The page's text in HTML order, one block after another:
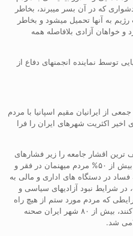
که در آن بسر میبرند، بخاطر
به آنها تحمیل میشود و بخاطر
و خواهان آزادی بلافاصله همه
توسط نماینده انجمنهای دفاع از
از ایرانیان مقیم اسپانیا با مردم
اکثریت شهرهای ایران را فرا
اقشار جامعه را زیر فشارهای
سنگین قرار داده است ، در شرایطی که بیش از ۵۰% مردم میهنمان در فقر و
در دستگاه های اداری و مالی به
شرایط نبود آزادیهای سیاسی و
که مردم مورد ستم از هیچ راه
قانونی نمیتوانند حقوقشان را دادخواهی کنند، بیش از ۸۰ شهر ایران صحنه
شد.